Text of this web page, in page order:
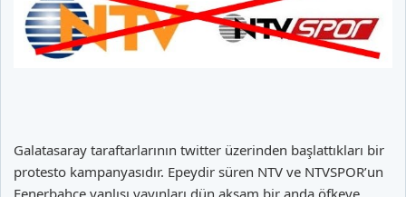
Galatasaray taraftarlarının twitter üzerinden başlattıkları bir
protesto kampanyasıdır. Epeydir süren NTV ve NTVSPOR’un